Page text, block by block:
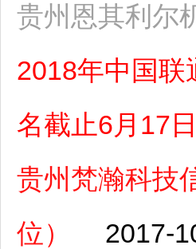
贵州恩其利尔
2018年中国联
名截止6月17日
贵州梵瀚科技
位）
2017-